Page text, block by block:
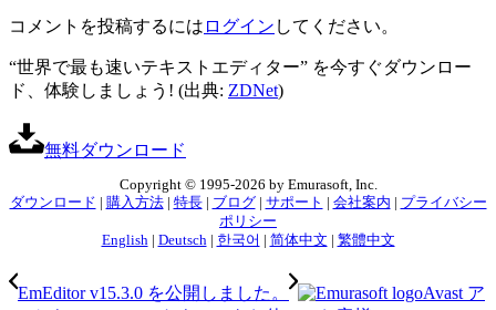
コメントを投稿するには ログイン してください。
“世界で最も速いテキストエディター” を今すぐダウンロー
ド、体験しましょう! (出典: ZDNet)
無料ダウンロード
Copyright © 1995-2026 by Emurasoft, Inc.
ダウンロード | 購入方法| 特長| ブログ| サポート | 会社案内 | プライバシー
ポリシー
English | Deutsch | 한국어 | 简体中文 | 繁體中文
EmEditor v15.3.0 を公開しました。
Avast ア